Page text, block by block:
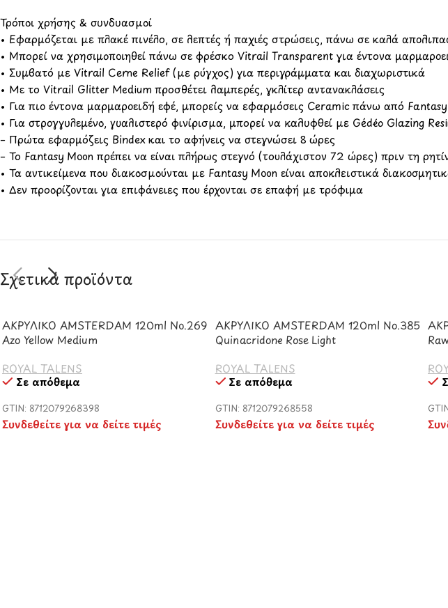
Τρόποι χρήσης & συνδυασμοί
• Εφαρμόζεται με πλακέ πινέλο, σε λεπτές ή παχιές στρώσεις, πάνω σε καλά
• Μπορεί να χρησιμοποιηθεί πάνω σε φρέσκο Vitrail Transparent για έντονα
• Συμβατό με Vitrail Cerne Relief (με ρύγχος) για περιγράμματα και διαχωριστικά
• Με το Vitrail Glitter Medium προσθέτει λαμπερές, γκλίτερ αντανακλάσεις
• Για πιο έντονα μαρμαροειδή εφέ, μπορείς να εφαρμόσεις Ceramic πάνω από
• Για στρογγυλεμένο, γυαλιστερό φινίρισμα, μπορεί να καλυφθεί με Gédéo Glazing
– Πρώτα εφαρμόζεις Bindex και το αφήνεις να στεγνώσει 8 ώρες
– Το Fantasy Moon πρέπει να είναι πλήρως στεγνό (τουλάχιστον 72 ώρες) πριν τη
• Τα αντικείμενα που διακοσμούνται με Fantasy Moon είναι αποκλειστικά
• Δεν προορίζονται για επιφάνειες που έρχονται σε επαφή με τρόφιμα
Σχετικά προϊόντα
ΑΚΡΥΛΙΚΟ AMSTERDAM 120ml No.269
Azo Yellow Medium
ROYAL TALENS
Σε απόθεμα
GTIN: 8712079268398
Συνδεθείτε για να δείτε τιμές
ΑΚΡΥΛΙΚΟ AMSTERDAM 120ml No.385
Quinacridone Rose Light
ROYAL TALENS
Σε απόθεμα
GTIN: 8712079268558
Συνδεθείτε για να δείτε τιμές